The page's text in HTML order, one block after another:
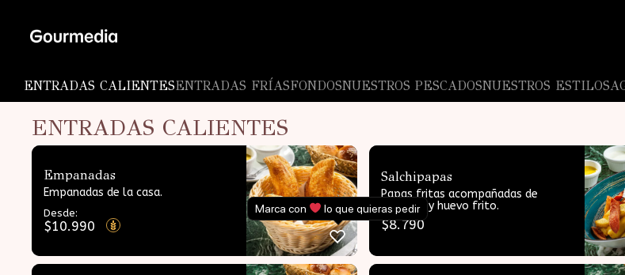
content
ENTRADAS CALIENTESENTRADAS FRÍASFONDOSNUESTROS PESCADOSNUESTROS ESTILOS
ENTRADAS CALIENTES
Empanadas
Empanadas de la casa.
Desde:
$10.990
Salchipapas
Papas fritas acompañadas de
vienesas y huevo frito.
$8.790
Marca con lo que quieras pedir